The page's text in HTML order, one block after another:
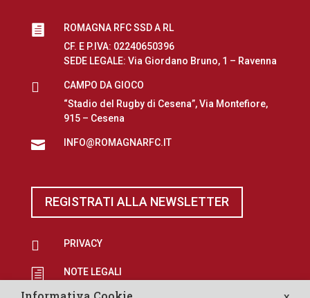

ROMAGNA RFC SSD A RL
CF. E P.IVA: 02240650396
SEDE LEGALE: Via Giordano Bruno, 1 – Ravenna

CAMPO DA GIOCO
“Stadio del Rugby di Cesena”, Via Montefiore,
915 – Cesena
 INFO@ROMAGNARFC.IT
REGISTRATI ALLA NEWSLETTER
 PRIVACY
h NOTE LEGALI